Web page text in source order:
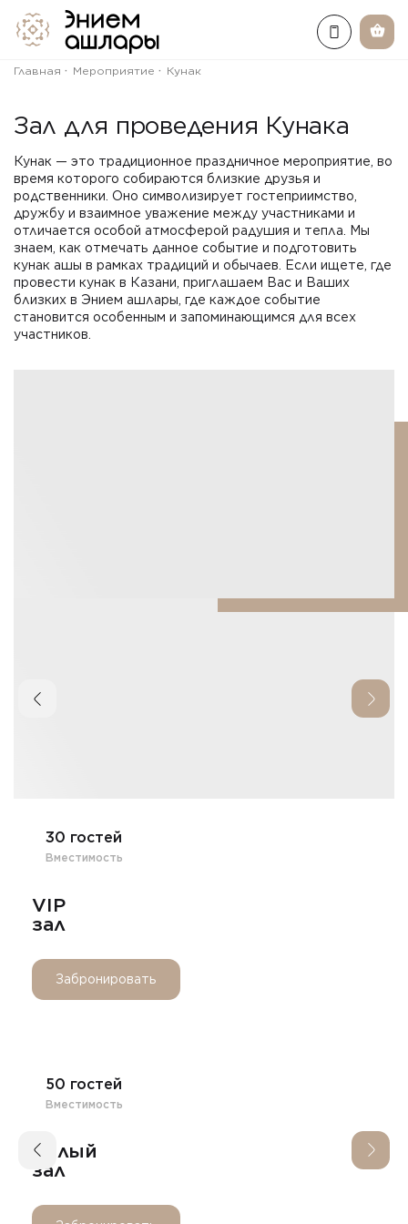
Главная Мероприятие Кунак
Зал для проведения Кунака
Кунак — это традиционное праздничное мероприятие, во
время которого собираются близкие друзья и
родственники. Оно символизирует гостеприимство,
дружбу и взаимное уважение между участниками и
отличается особой атмосферой радушия и тепла. Мы
знаем, как отмечать данное событие и подготовить
кунак ашы в рамках традиций и обычаев. Если ищете, где
провести кунак в Казани, приглашаем Вас и Ваших
близких в Энием ашлары, где каждое событие
становится особенным и запоминающимся для всех
участников.
30 гостей
Вместимость
VIP
зал
Забронировать
50 гостей
Вместимость
Белый
зал